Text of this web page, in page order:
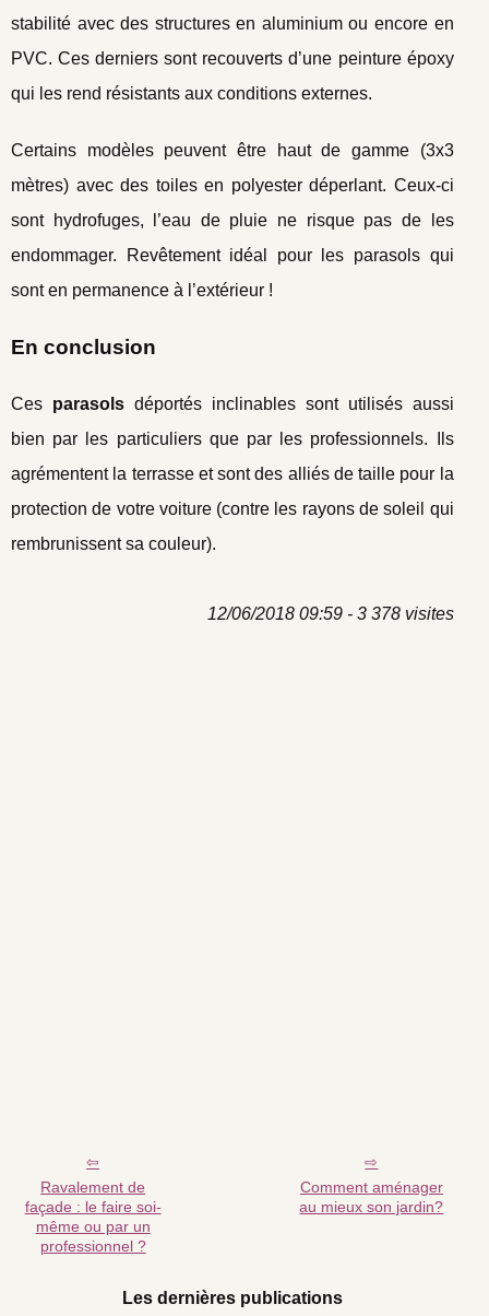
stabilité avec des structures en aluminium ou encore en
PVC. Ces derniers sont recouverts d’une peinture époxy
qui les rend résistants aux conditions externes.
Certains modèles peuvent être haut de gamme (3x3
mètres) avec des toiles en polyester déperlant. Ceux-ci
sont hydrofuges, l’eau de pluie ne risque pas de les
endommager. Revêtement idéal pour les parasols qui
sont en permanence à l’extérieur !
En conclusion
Ces parasolsdéportés inclinables sont utilisés aussi
bien par les particuliers que par les professionnels. Ils
agrémentent la terrasse et sont des alliés de taille pour la
protection de votre voiture (contre les rayons de soleil qui
rembrunissent sa couleur).
12/06/2018 09:59 - 3 378 visites
Ravalement de
façade : le faire soi-
même ou par un
professionnel ?
Comment aménager
au mieux son jardin?
Les dernières publications